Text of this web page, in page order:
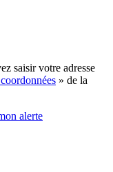
saisir votre adresse
» de la
alerte